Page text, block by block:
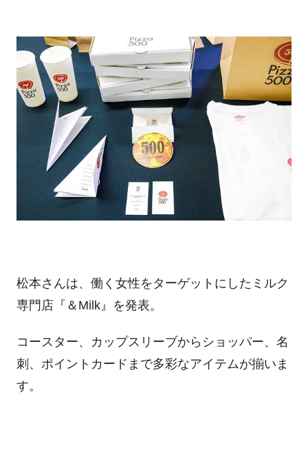
松本さんは、働く女性をターゲットにしたミルク
専門店『＆Milk』を発表。
コースター、カップスリーブからショッパー、名
刺、ポイントカードまで多彩なアイテムが揃いま
す。